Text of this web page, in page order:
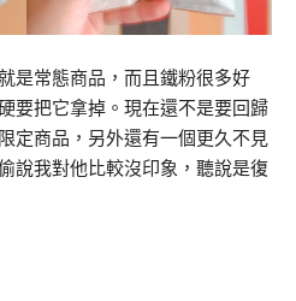
是常態商品，而且鐵粉很多好
要把它拿掉。現在還不是要回歸
定商品，另外還有一個更久不見
說我對他比較沒印象，聽說是復